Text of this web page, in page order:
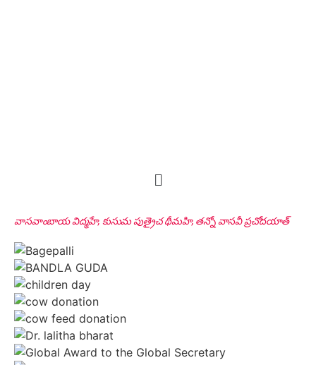
వాసవాంబాయ విద్మహే, కుసుమ పుత్రైచ థీమహి, తన్నో వాసవీ ప్రచోదయాత్
VIP Donor, Tenali, AP
Sri Peddi Umakanth & Smt. Veena
Founder Donor, Hyderabad, Telangana